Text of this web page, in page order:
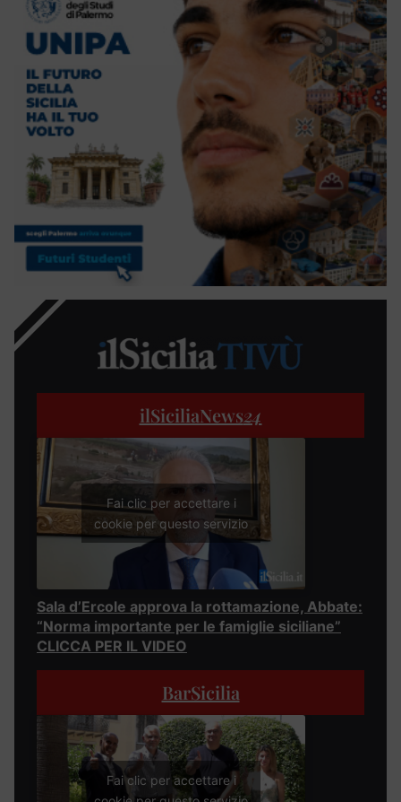
ilSiciliaNews24
Fai clic per accettare i
cookie per questo servizio
Sala d’Ercole approva la rottamazione, Abbate:
“Norma importante per le famiglie siciliane”
CLICCA PER IL VIDEO
BarSicilia
Fai clic per accettare i